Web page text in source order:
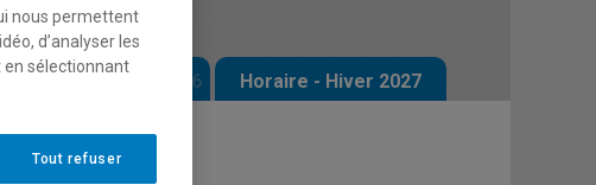
- Automne 2026 Horaire - Hiver 2027
nous permettent
d’analyser les
en sélectionnant
Tout refuser